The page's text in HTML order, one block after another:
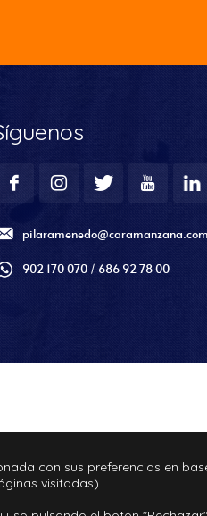
pilaramenedo@caramanzana.com
902 170 070 / 686 92 78 00
con sus preferencias en
visitadas).